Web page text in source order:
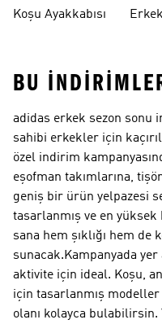
Koşu Ayakkabısı
BU
adidas erkek sezon sonu
sahibi erkekler için
özel indirim
eşofman takımlarına,
geniş bir ürün yelpazesi
tasarlanmış ve en
sana hem şıklığı hem de
sunacak.Kampanyada
aktivite için ideal. Koşu,
için tasarlanmış modeller
olanı kolayca